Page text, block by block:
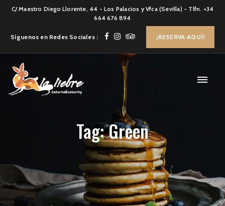
C/ Maestro Diego Llorente, 44 - Los Palacios y Vfca (Sevilla) - Tlfn. +34
664 676 894
Síguenos en Redes Sociales : ¡RESERVA AQUÍ!
Tag: Green